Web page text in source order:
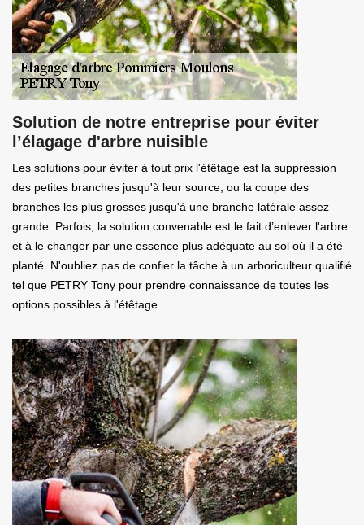
Solution de notre entreprise pour éviter
l’élagage d'arbre nuisible
Les solutions pour éviter à tout prix l'étêtage est la suppression
des petites branches jusqu'à leur source, ou la coupe des
branches les plus grosses jusqu'à une branche latérale assez
grande. Parfois, la solution convenable est le fait d’enlever l'arbre
et à le changer par une essence plus adéquate au sol où il a été
planté. N'oubliez pas de confier la tâche à un arboriculteur qualifié
tel que PETRY Tony pour prendre connaissance de toutes les
options possibles à l'étêtage.